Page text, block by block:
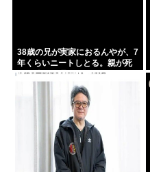
38歳の兄が実家におるんやが、7
年くらいニートしとる。親が死
んだ後の処理どうしよう